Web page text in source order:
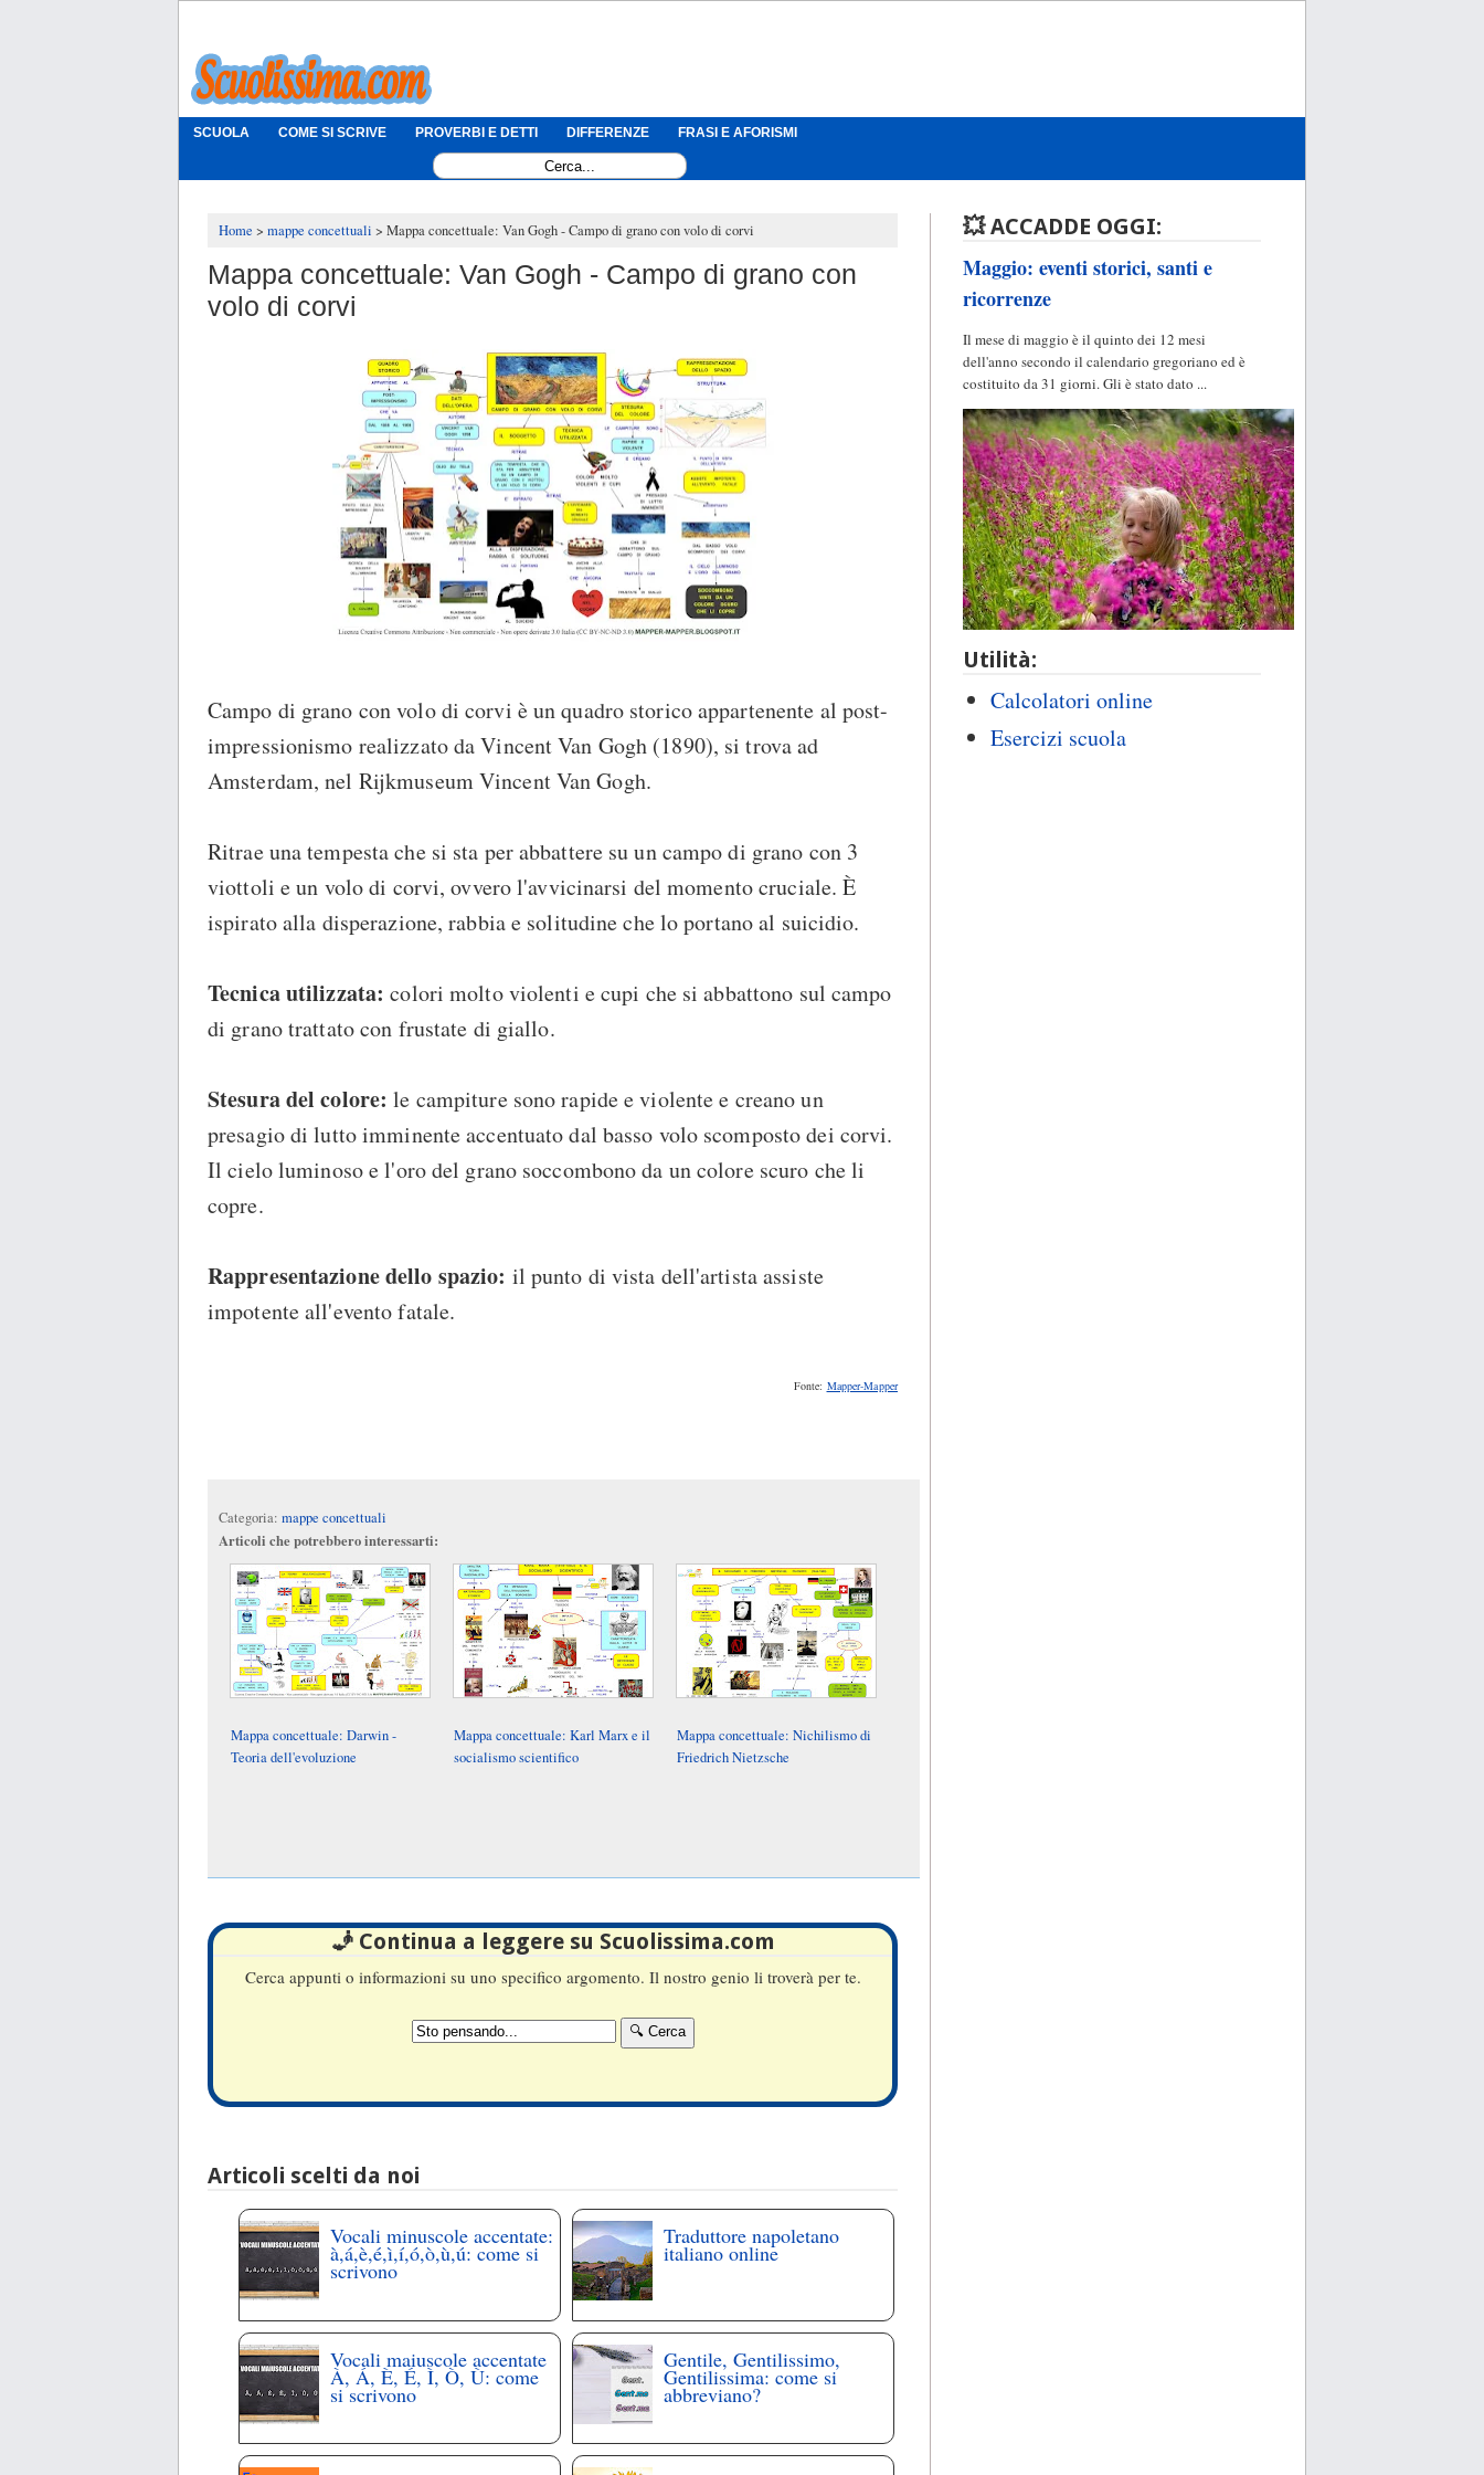
SCUOLA COME SI SCRIVE PROVERBI E DETTI DIFFERENZE FRASI E AFORISMI
Home mappe concettuali Mappa concettuale: Van Gogh - Campo di grano con volo di corvi
Mappa concettuale: Van Gogh - Campo di grano con
volo di corvi
Campo di grano con volo di corvi è un quadro storico appartenente al post-
impressionismo realizzato da Vincent Van Gogh (1890), si trova ad
Amsterdam, nel Rijkmuseum Vincent Van Gogh.
Ritrae una tempesta che si sta per abbattere su un campo di grano con 3
viottoli e un volo di corvi, ovvero l'avvicinarsi del momento cruciale. È
ispirato alla disperazione, rabbia e solitudine che lo portano al suicidio.
Tecnica utilizzata: colori molto violenti e cupi che si abbattono sul campo
di grano trattato con frustate di giallo.
Stesura del colore: le campiture sono rapide e violente e creano un
presagio di lutto imminente accentuato dal basso volo scomposto dei corvi.
Il cielo luminoso e l'oro del grano soccombono da un colore scuro che li
copre.
Rappresentazione dello spazio: il punto di vista dell'artista assiste
impotente all'evento fatale.
Fonte: Mapper-Mapper
Categoria: mappe concettuali
Articoli che potrebbero interessarti:
Mappa concettuale: Darwin -
Teoria dell'evoluzione
Mappa concettuale: Karl Marx e il
socialismo scientifico
Mappa concettuale: Nichilismo di
Friedrich Nietzsche
🧞 Continua a leggere su Scuolissima.com
Cerca appunti o informazioni su uno specifico argomento. Il nostro genio li troverà per te.
Articoli scelti da noi
Vocali minuscole accentate:
à,á,è,é,ì,í,ó,ò,ù,ú: come si
scrivono
Traduttore napoletano
italiano online
Vocali maiuscole accentate
À, Á, È, É, Ì, Ò, Ù: come
si scrivono
Gentile, Gentilissimo,
Gentilissima: come si
abbreviano?
💥 ACCADDE OGGI:
Maggio: eventi storici, santi e
ricorrenze
Il mese di maggio è il quinto dei 12 mesi
dell'anno secondo il calendario gregoriano ed è
costituito da 31 giorni. Gli è stato dato ...
Utilità:
Calcolatori online
Esercizi scuola